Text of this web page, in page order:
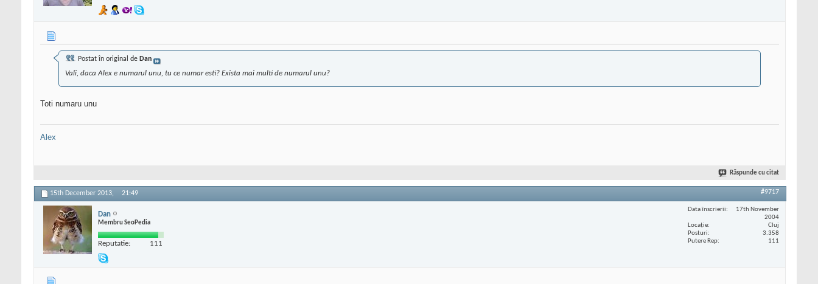
Postat în original de Dan
Vali, daca Alex e numarul unu, tu ce numar esti? Exista mai multi de numarul unu?
Toti numaru unu
Alex
Răspunde cu citat
15th December 2013, 21:49 #9717
Dan
Membru SeoPedia
Reputatie: 111
Data înscrierii
17th November
2004
Locaţie
Cluj
Posturi
3.358
Putere Rep
111